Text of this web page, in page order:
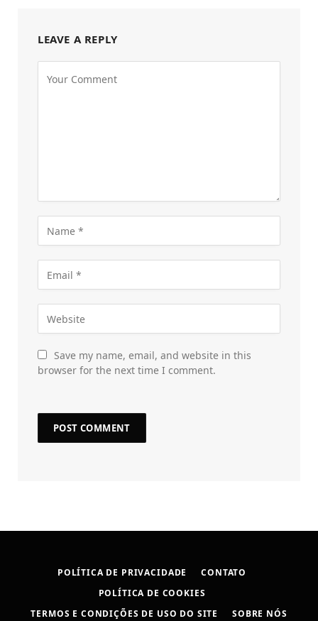
LEAVE A REPLY
Save my name, email, and website in this
browser for the next time I comment.
POLÍTICA DE PRIVACIDADE
CONTATO
POLÍTICA DE COOKIES
TERMOS E CONDIÇÕES DE USO DO SITE
SOBRE NÓS